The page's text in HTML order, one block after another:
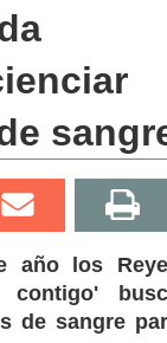
año los
contigo'
de sangre